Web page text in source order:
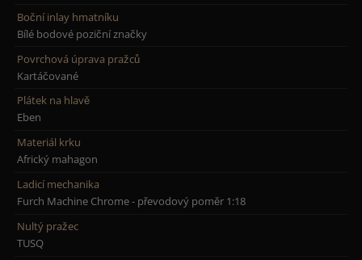
Boční inlay hmatníku
Bílé bodové poziční značky
Povrchová úprava pražců
Kartáčované
Plátek na hlavě
Eben
Materiál krku
Africký mahagon
Ladicí mechanika
Furch Machine Chrome - převodový poměr 1:18
Nultý pražec
TUSQ